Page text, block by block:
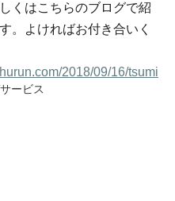
ービス
くはこちらのブログで紹
。よければお付き合いく
2018/09/16/tsumi